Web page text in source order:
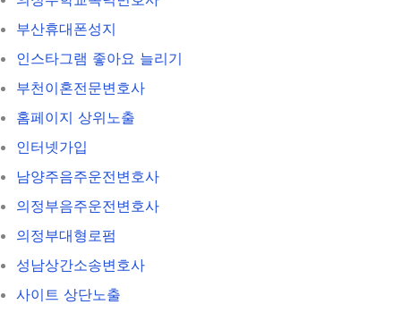
부산휴대폰성지
인스타그램 좋아요 늘리기
부천이혼전문변호사
홈페이지 상위노출
인터넷가입
남양주음주운전변호사
의정부음주운전변호사
의정부대형로펌
성남상간소송변호사
사이트 상단노출